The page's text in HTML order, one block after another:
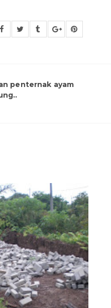
penternak ayam